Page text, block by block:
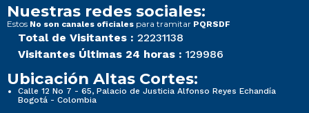
Nuestras redes sociales:
Estos No son canales oficiales para tramitar PQRSDF
Total de Visitantes : 22231138
Visitantes Últimas 24 horas : 129986
Ubicación Altas Cortes:
Calle 12 No 7 - 65, Palacio de Justicia Alfonso Reyes Echandía
Bogotá - Colombia